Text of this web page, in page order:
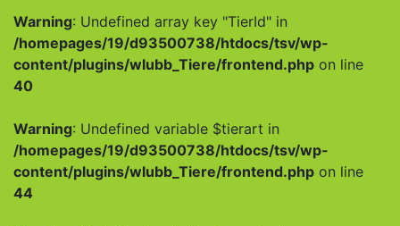
Warning: Undefined array key "TierId" in
/homepages/19/d93500738/htdocs/tsv/wp-
content/plugins/wlubb_Tiere/frontend.php on line
40
Warning: Undefined variable $tierart in
/homepages/19/d93500738/htdocs/tsv/wp-
content/plugins/wlubb_Tiere/frontend.php on line
44